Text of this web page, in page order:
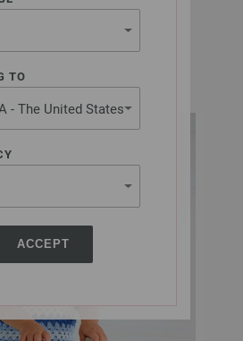
TO
- The United States
ACCEPT
No. 6 | Modell 31